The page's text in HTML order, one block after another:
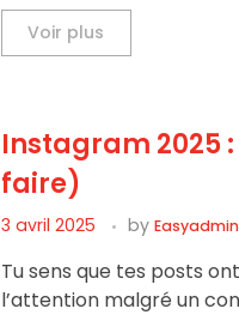
Voir plus
Instagram 2025
faire)
3 avril 2025 by Easyadmin
Tu sens que tes posts
l’attention malgré un